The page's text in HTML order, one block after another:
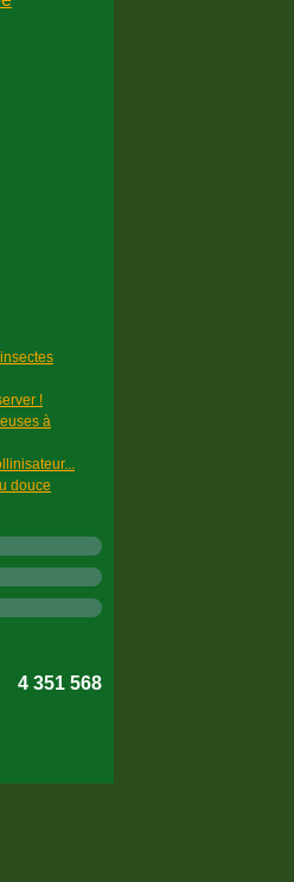
!
à
douce
4 351 568